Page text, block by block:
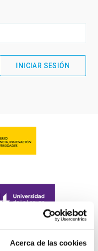
Acerca de las cookies